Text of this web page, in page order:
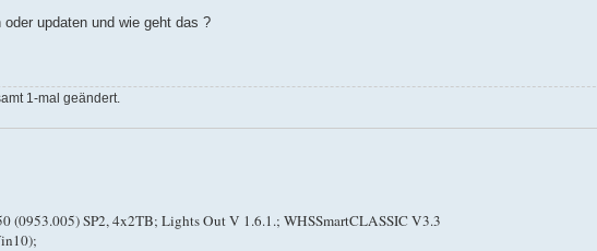
updaten und wie geht das ?
1-mal geändert.
(0953.005) SP2, 4x2TB; Lights Out V 1.6.1.; WHSSmartCLASSIC V3.3